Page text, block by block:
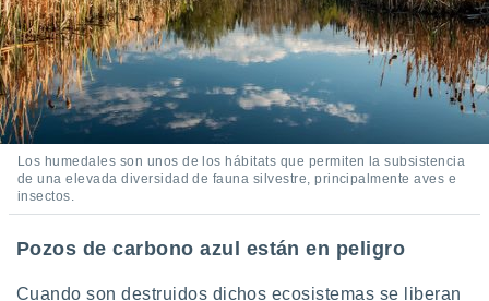
e
mediante
publicidad
de
1199
Los humedales son unos de los hábitats que permiten la subsistencia
de una elevada diversidad de fauna silvestre, principalmente aves e
insectos.
Pozos de carbono azul están en peligro
Cuando son destruidos dichos ecosistemas se liberan